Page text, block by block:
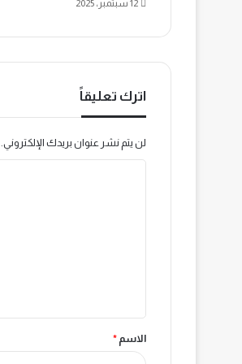
12 سبتمبر، 2025
اترك تعليقاً
لن يتم نشر عنوان بريدك الإلكتروني.
ق
*
الاسم *